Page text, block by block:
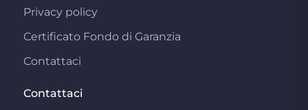
Privacy policy
Certificato Fondo di Garanzia
Contattaci
Contattaci